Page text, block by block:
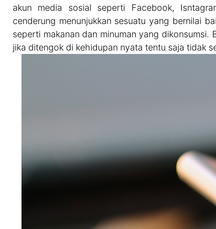
akun media sosial seperti Facebook,
cenderung menunjukkan sesuatu yang bernilai
seperti makanan dan minuman yang dikonsumsi.
jika ditengok di kehidupan nyata tentu saja tidak